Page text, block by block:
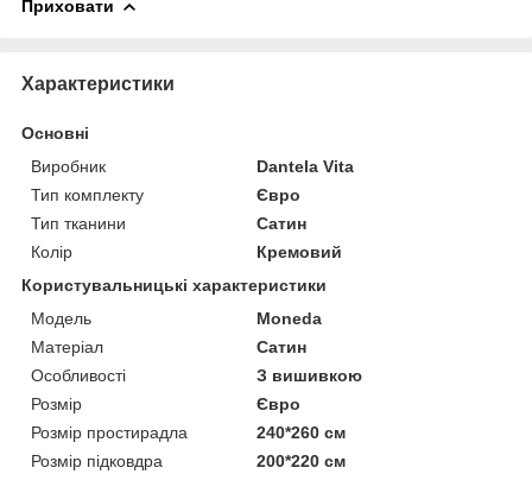
Приховати
Характеристики
Основні
Виробник
Dantela Vita
Тип комплекту
Євро
Тип тканини
Сатин
Колір
Кремовий
Користувальницькі характеристики
Мoдель
Moneda
Матеріал
Сатин
Особливості
З вишивкою
Розмір
Євро
Розмір простирадла
240*260 см
Розмір підковдра
200*220 см